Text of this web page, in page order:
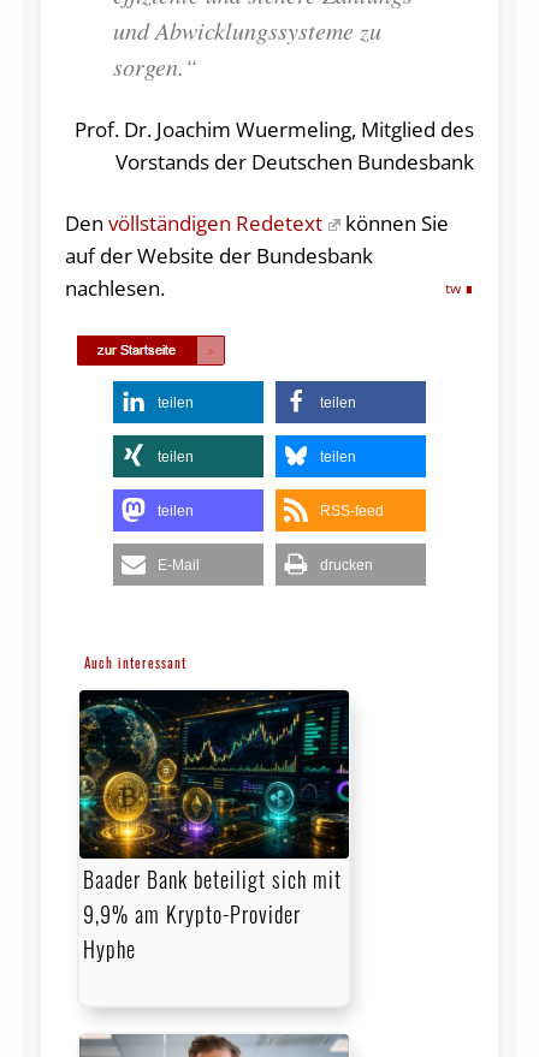
und Abwicklungssysteme zu
sorgen.“
Prof. Dr. Joachim Wuermeling, Mitglied des
Vorstands der Deutschen Bundesbank
Den völlständigen Redetext
können Sie
auf der Website der Bundesbank
nachlesen.
tw
teilen teilen
teilen teilen
teilen RSS-feed
E-Mail drucken
Auch interessant
Baader Bank beteiligt sich mit
9,9% am Krypto-Provider
Hyphe